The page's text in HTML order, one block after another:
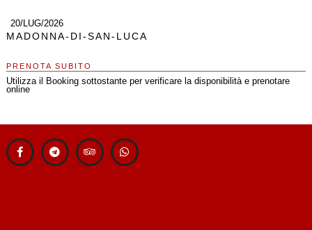
20/LUG/2026
MADONNA-DI-SAN-LUCA
PRENOTA SUBITO
Utilizza il Booking sottostante per verificare la disponibilità e prenotare
online